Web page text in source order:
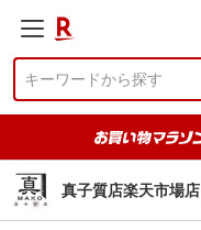
真子質店楽天市場店